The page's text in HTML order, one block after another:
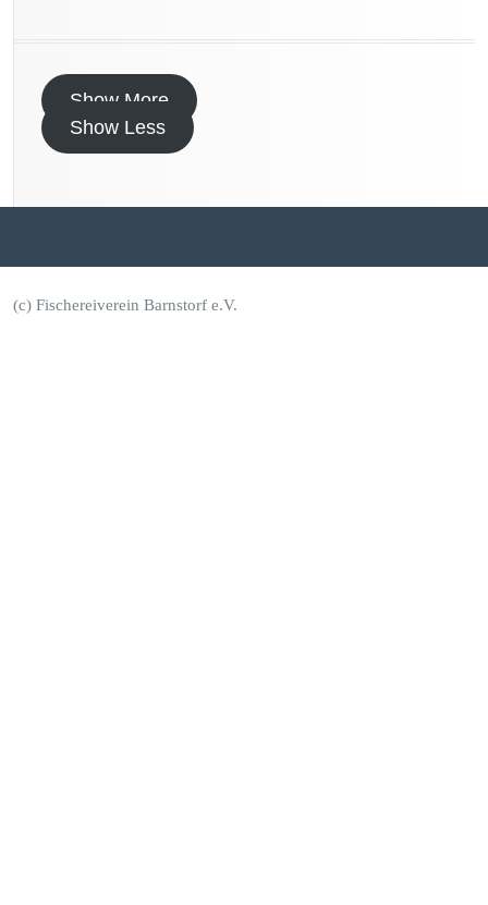
Show More
Show Less
(c) Fischereiverein Barnstorf e.V.